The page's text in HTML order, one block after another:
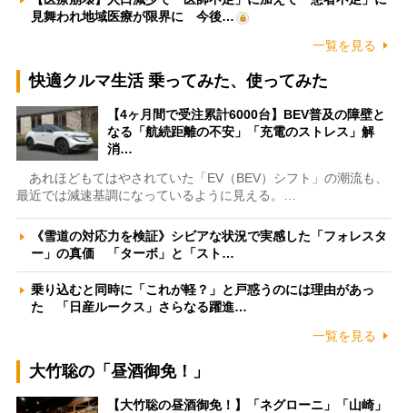
見舞われ地域医療が限界に 今後…
一覧を見る
快適クルマ生活 乗ってみた、使ってみた
【4ヶ月間で受注累計6000台】BEV普及の障壁と
なる「航続距離の不安」「充電のストレス」解
消…
あれほどもてはやされていた「EV（BEV）シフト」の潮流も、
最近では減速基調になっているように見える。…
《雪道の対応力を検証》シビアな状況で実感した「フォレスタ
ー」の真価 「ターボ」と「スト…
乗り込むと同時に「これが軽？」と戸惑うのには理由があっ
た 「日産ルークス」さらなる躍進…
一覧を見る
大竹聡の「昼酒御免！」
【大竹聡の昼酒御免！】「ネグローニ」「山崎」